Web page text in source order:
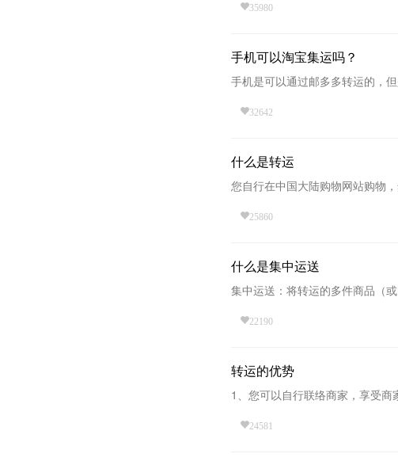
35980
手机可以淘宝集运吗？
手机是可以通过邮多多转运的，
32642
什么是转运
您自行在中国大陆购物网站购物
25860
什么是集中运送
集中运送：将转运的多件商品（
22190
转运的优势
1、您可以自行联络商家，享受
24581